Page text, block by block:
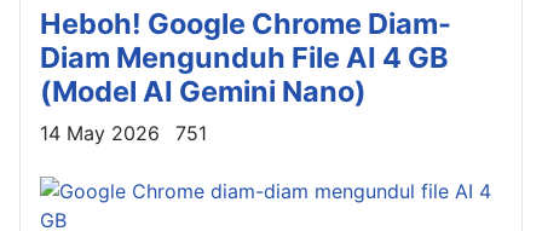
Heboh! Google Chrome Diam-
Diam Mengunduh File AI 4 GB
(Model AI Gemini Nano)
Details
14 May 2026 751